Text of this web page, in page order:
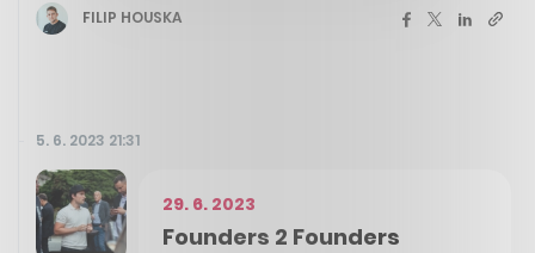
FILIP HOUSKA
5. 6. 2023 21:31
29. 6. 2023
Founders 2 Founders